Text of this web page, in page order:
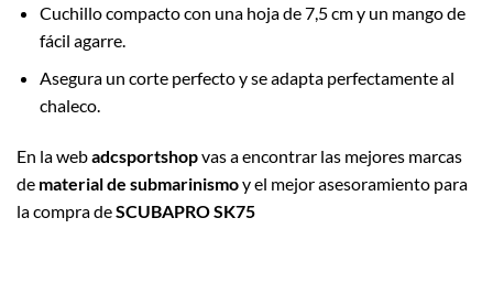
Cuchillo compacto con una hoja de 7,5 cm y un mango de
fácil agarre.
Asegura un corte perfecto y se adapta perfectamente al
chaleco.
En la webadcsportshopvas a encontrar las mejores marcas
de material de submarinismoy el mejor asesoramiento para
la compra deSCUBAPRO SK75